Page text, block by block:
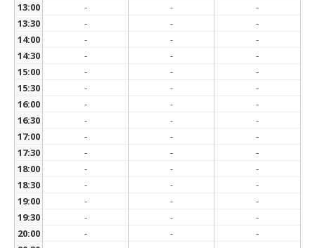
13:00
- -
-
13:30
- -
-
14:00
- -
-
14:30
- -
-
15:00
- -
-
15:30
- -
-
16:00
- -
-
16:30
- -
-
17:00
- -
-
17:30
- -
-
18:00
- -
-
18:30
- -
-
19:00
- -
-
19:30
- -
-
20:00
- -
-